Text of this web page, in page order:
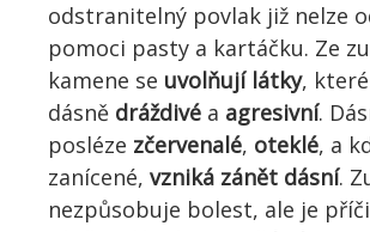
odstranitelný povlak již nelze
pomoci pasty a kartáčku. Ze
kamene se uvolňují látky,
dásně dráždivé a agresivní.
posléze zčervenalé, oteklé, a
zanícené, vzniká zánět dásní.
nezpůsobuje bolest, ale je